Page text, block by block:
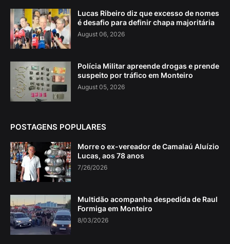
Lucas Ribeiro diz que excesso de nomes
é desafio para definir chapa majoritária
August 06, 2026
Polícia Militar apreende drogas e prende
suspeito por tráfico em Monteiro
August 05, 2026
POSTAGENS POPULARES
Morre o ex-vereador de Camalaú Aluízio
Lucas, aos 78 anos
7/26/2026
Multidão acompanha despedida de Raul
Formiga em Monteiro
8/03/2026